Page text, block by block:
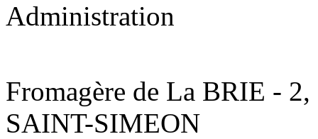
Administration
Fromagère de La BRIE -
SAINT-SIMEON